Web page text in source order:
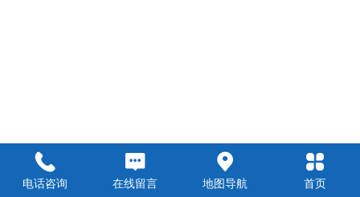
电话咨询 在线留言 地图导航 首页